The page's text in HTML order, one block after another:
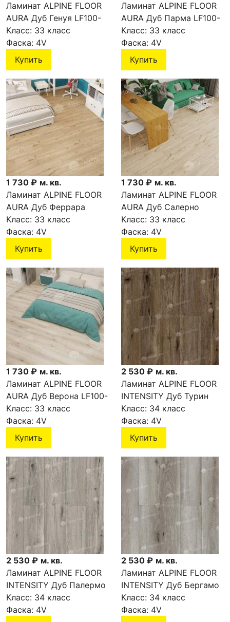
Ламинат ALPINE FLOOR
AURA Дуб Генуя LF100-
05
Класс: 33 класс
Фаска: 4V
Купить
Ламинат ALPINE FLOOR
AURA Дуб Парма LF100-
04
Класс: 33 класс
Фаска: 4V
Купить
1 730 ₽ м. кв.
Ламинат ALPINE FLOOR
AURA Дуб Феррара
LF100-03
Класс: 33 класс
Фаска: 4V
Купить
1 730 ₽ м. кв.
Ламинат ALPINE FLOOR
AURA Дуб Салерно
LF100-02
Класс: 33 класс
Фаска: 4V
Купить
1 730 ₽ м. кв.
Ламинат ALPINE FLOOR
AURA Дуб Верона LF100-
01
Класс: 33 класс
Фаска: 4V
Купить
2 530 ₽ м. кв.
Ламинат ALPINE FLOOR
INTENSITY Дуб Турин
LF101-11
Класс: 34 класс
Фаска: 4V
Купить
2 530 ₽ м. кв.
Ламинат ALPINE FLOOR
INTENSITY Дуб Палермо
LF101-10
Класс: 34 класс
Фаска: 4V
2 530 ₽ м. кв.
Ламинат ALPINE FLOOR
INTENSITY Дуб Бергамо
LF101-09
Класс: 34 класс
Фаска: 4V